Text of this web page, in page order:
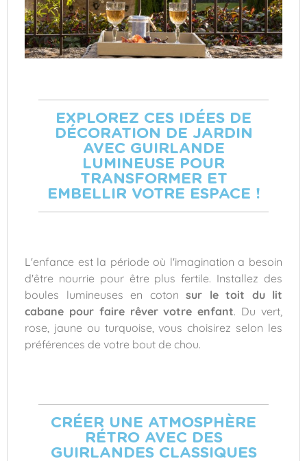
EXPLOREZ CES IDÉES DE
DÉCORATION DE JARDIN
AVEC GUIRLANDE
LUMINEUSE POUR
TRANSFORMER ET
EMBELLIR VOTRE ESPACE !
L'enfance est la période où l'imagination a besoin
d'être nourrie pour être plus fertile. Installez des
boules lumineuses en coton sur le toit du lit
cabane pour faire rêver votre enfant. Du vert,
rose, jaune ou turquoise, vous choisirez selon les
préférences de votre bout de chou.
CRÉER UNE ATMOSPHÈRE
RÉTRO AVEC DES
GUIRLANDES CLASSIQUES